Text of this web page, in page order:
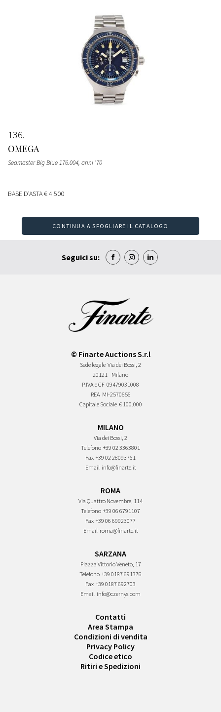
136
OMEGA
Seamaster Big Blue 176.004, anni ‘70
BASE D'ASTA€ 4.500
CONTINUA A SFOGLIARE IL CATALOGO
Seguici su:
© Finarte Auctions S.r.l
Sede legale Via dei Bossi, 2
20121 - Milano
P.IVA e CF 09479031008
REA MI-2570656
Capitale Sociale € 100.000
MILANO
Via dei Bossi, 2
Telefono +39 02 3363801
Fax +39 02 28093761
Email info@finarte.it
ROMA
Via Quattro Novembre, 114
Telefono +39 06 6791107
Fax +39 06 69923077
Email roma@finarte.it
SARZANA
Piazza Vittorio Veneto, 17
Telefono +39 0187 691376
Fax +39 0187 692703
Email info@czernys.com
Contatti
Area Stampa
Condizioni di vendita
Privacy Policy
Codice etico
Ritiri e Spedizioni